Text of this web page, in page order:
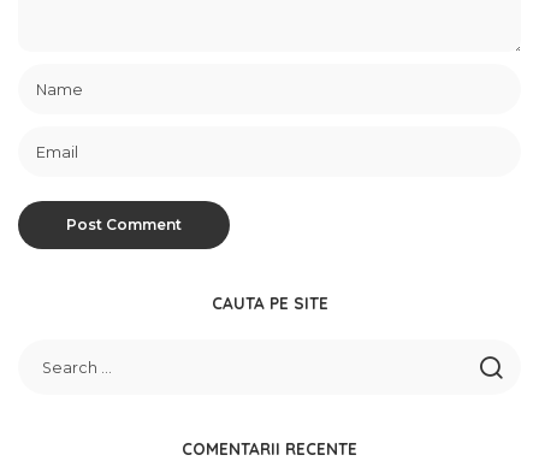
CAUTA PE SITE
COMENTARII RECENTE